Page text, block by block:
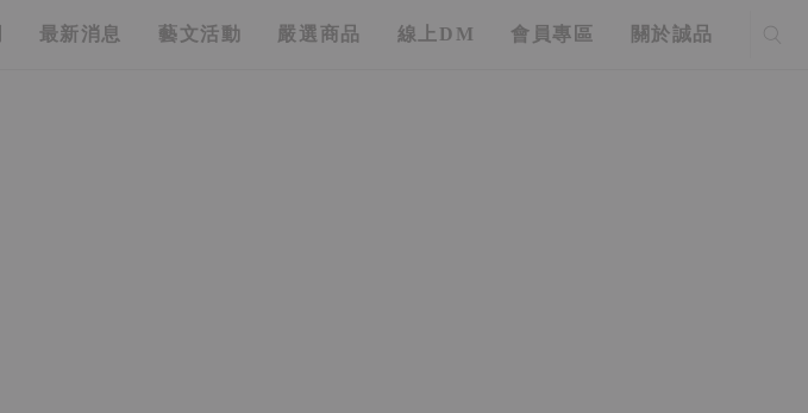
最新消息 藝文活動 嚴選商品 線上DM 會員專區 關於誠品